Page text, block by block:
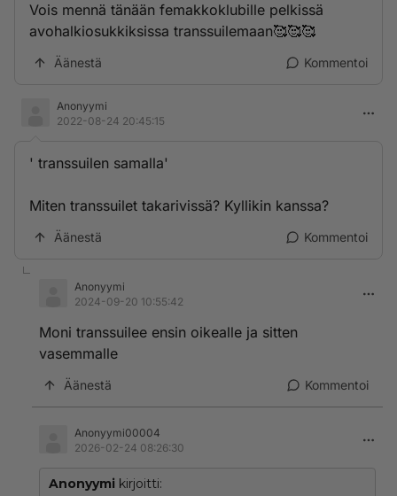
Vois mennä tänään femakkoklubille pelkissä
avohalkiosukkiksissa transsuilemaan🥰🥰🥰
Äänestä Kommentoi
Anonyymi
2022-08-24 20:45:15
' transsuilen samalla'
Miten transsuilet takarivissä? Kyllikin kanssa?
Äänestä Kommentoi
Anonyymi
2024-09-20 10:55:42
Moni transsuilee ensin oikealle ja sitten
vasemmalle
Äänestä Kommentoi
Anonyymi00004
2026-02-24 08:26:30
Anonyymi kirjoitti: